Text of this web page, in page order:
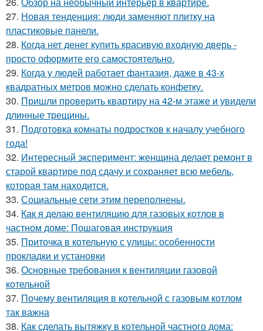
27. Новая тенденция: люди заменяют плитку на
пластиковые панели.
28. Когда нет денег купить красивую входную дверь -
просто оформите его самостоятельно.
29. Когда у людей работает фантазия, даже в 43-х
квадратных метров можно сделать конфетку.
30. Пришли проверить квартиру на 42-м этаже и увидели
длинные трещины.
31. Подготовка комнаты подростков к началу учебного
года!
32. Интересный эксперимент: женщина делает ремонт в
старой квартире под сдачу и сохраняет всю мебель,
которая там находится.
33. Социальные сети этим переполнены.
34. Как я делаю вентиляцию для газовых котлов в
частном доме: Пошаговая инструкция
35. Приточка в котельную с улицы: особенности
прокладки и установки
36. Основные требования к вентиляции газовой
котельной
37. Почему вентиляция в котельной с газовым котлом
так важна
38. Как сделать вытяжку в котельной частного дома: